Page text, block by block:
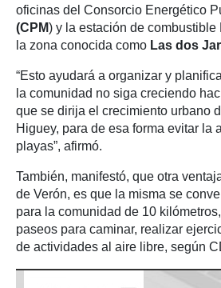
oficinas del Consorcio Energético
(CPM) y la estación de combustible
la zona conocida como Las dos
“Esto ayudará a organizar y
la comunidad no siga creciendo
que se dirija el crecimiento urbano
Higuey, para de esa forma evitar la
playas”, afirmó.
También, manifestó, que otra
de Verón, es que la misma se
para la comunidad de 10
paseos para caminar, realizar
de actividades al aire libre, según